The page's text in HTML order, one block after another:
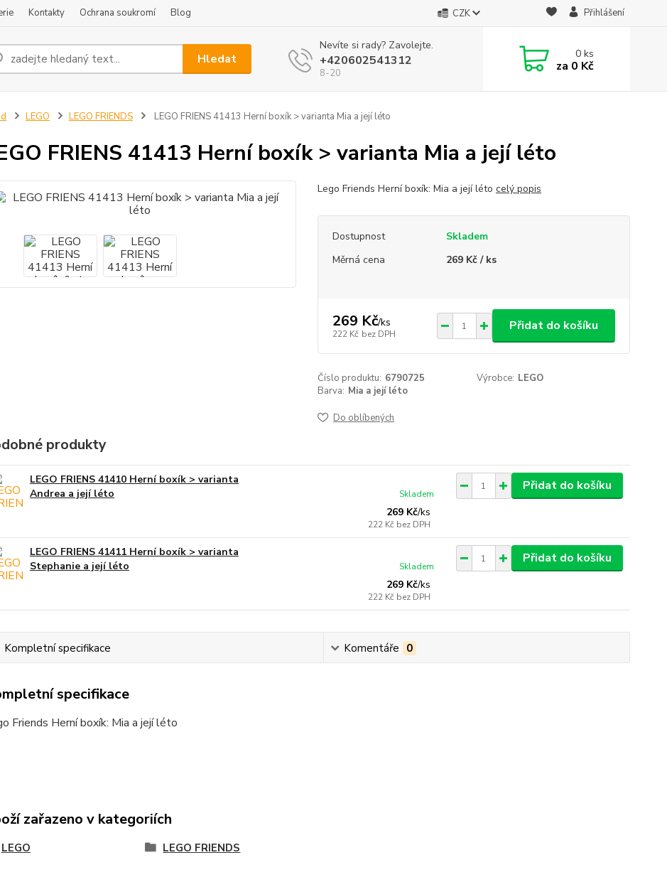
Kontakty Ochrana soukromí Blog CZK Přihlášení
Hledat
Nevíte si rady? Zavolejte.
+420602541312
8-20
0ks
za 0 Kč
LEGO LEGO FRIENDS LEGO FRIENS 41413 Herní boxík > varianta Mia a její léto
FRIENS 41413 Herní boxík > varianta Mia a její léto
Lego Friends Herní boxík: Mia a její léto celý popis
Dostupnost
Skladem
Měrná cena
269 Kč / ks
269 Kč/ks
222 Kč bez DPH
Přidat do košíku
Číslo produktu: 6790725 Výrobce: LEGO
Barva: Mia a její léto
Do oblíbených
produkty
LEGO FRIENS 41410 Herní boxík > varianta
Andrea a její léto
269 Kč/ks
222 Kč bez DPH
Skladem
Přidat do košíku
LEGO FRIENS 41411 Herní boxík > varianta
Stephanie a její léto
269 Kč/ks
222 Kč bez DPH
Skladem
Přidat do košíku
Kompletní specifikace Komentáře 0
specifikace
Friends Herní boxík: Mia a její léto
zařazeno v kategoriích
LEGO LEGO FRIENDS